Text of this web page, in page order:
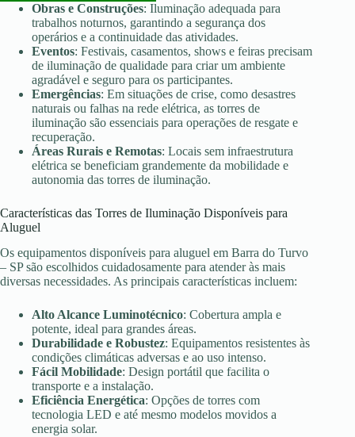
Obras e Construções: Iluminação adequada para
trabalhos noturnos, garantindo a segurança dos
operários e a continuidade das atividades.
Eventos: Festivais, casamentos, shows e feiras precisam
de iluminação de qualidade para criar um ambiente
agradável e seguro para os participantes.
Emergências: Em situações de crise, como desastres
naturais ou falhas na rede elétrica, as torres de
iluminação são essenciais para operações de resgate e
recuperação.
Áreas Rurais e Remotas: Locais sem infraestrutura
elétrica se beneficiam grandemente da mobilidade e
autonomia das torres de iluminação.
Características das Torres de Iluminação Disponíveis para
Aluguel
Os equipamentos disponíveis para aluguel em Barra do Turvo
– SP são escolhidos cuidadosamente para atender às mais
diversas necessidades. As principais características incluem:
Alto Alcance Luminotécnico: Cobertura ampla e
potente, ideal para grandes áreas.
Durabilidade e Robustez: Equipamentos resistentes às
condições climáticas adversas e ao uso intenso.
Fácil Mobilidade: Design portátil que facilita o
transporte e a instalação.
Eficiência Energética: Opções de torres com
tecnologia LED e até mesmo modelos movidos a
energia solar.